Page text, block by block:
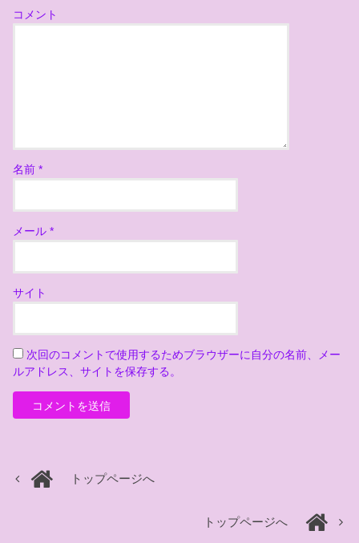
コメント
名前*
メール*
サイト
次回のコメントで使用するためブラウザーに自分の名前、メー
ルアドレス、サイトを保存する。
トップページへ
トップページへ